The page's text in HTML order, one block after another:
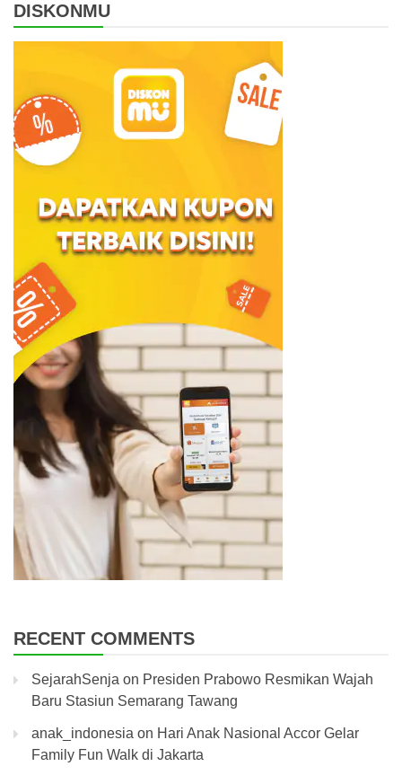
DISKONMU
RECENT COMMENTS
SejarahSenja on Presiden Prabowo Resmikan Wajah
Baru Stasiun Semarang Tawang
anak_indonesia on Hari Anak Nasional Accor Gelar
Family Fun Walk di Jakarta